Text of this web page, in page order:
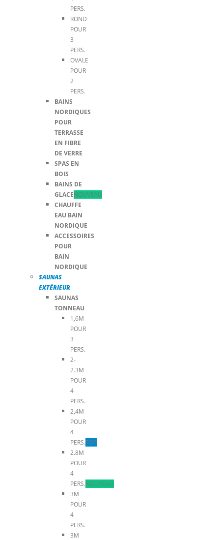
PERS.
ROND
POUR
3
PERS.
OVALE
POUR
2
PERS.
BAINS
NORDIQUES
POUR
TERRASSE
EN FIBRE
DE VERRE
SPAS EN
BOIS
BAINS DE
GLACENOUVEAU
CHAUFFE
EAU BAIN
NORDIQUE
ACCESSOIRES
POUR
BAIN
NORDIQUE
SAUNAS
EXTÉRIEUR
SAUNAS
TONNEAU
1,6M
POUR
3
PERS.
2-
2.3M
POUR
4
PERS.
2,4M
POUR
4
PERS.TOP
2.8M
POUR
4
PERS.NOUVEAU
3M
POUR
4
PERS.
3M